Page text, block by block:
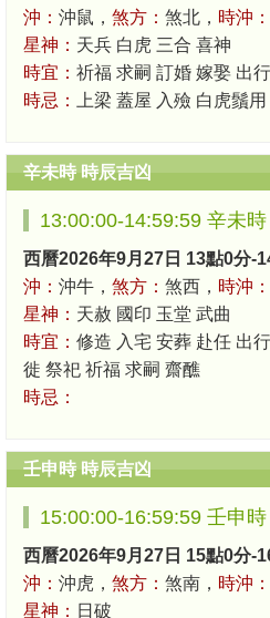
沖： 沖鼠， 煞方： 煞北， 時沖：
星神： 天兵 白虎 三合 喜神
時宜： 祈福 求嗣 訂婚 嫁娶 出
時忌：
上梁 蓋屋 入殮 白虎鬚
辛未時 時辰吉凶
13:00:00-14:59:59 辛未時
西曆2026年9月27日 13點0分-
沖： 沖牛， 煞方： 煞西， 時沖：
星神： 天赦 國印 玉堂 武曲
時宜： 修造 入宅 安葬 赴任 出
徙 祭祀 祈福 求嗣 齋醮
時忌：
壬申時 時辰吉凶
15:00:00-16:59:59 壬申時
西曆2026年9月27日 15點0分-
沖： 沖虎， 煞方： 煞南， 時沖：
星神： 日破